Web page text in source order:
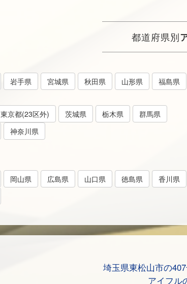
都道府県別
岩手県 宮城県 秋田県 山形県 福島県
東京都(23区外) 茨城県 栃木県
群馬県
神奈川県
岡山県 広島県 山口県 徳島県
香川県
埼玉県東松山市の
アイフル